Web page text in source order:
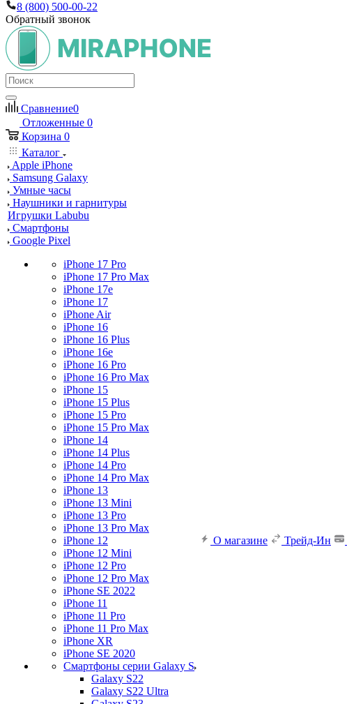
8 (800) 500-00-22
Обратный звонок
Сравнение0
Отложенные 0
Корзина 0
Каталог
Apple iPhone
Samsung Galaxy
Умные часы
Наушники и гарнитуры
Игрушки Labubu
Смартфоны
Google Pixel
iPhone 17 Pro
iPhone 17 Pro Max
iPhone 17e
iPhone 17
iPhone Air
iPhone 16
iPhone 16 Plus
iPhone 16e
iPhone 16 Pro
iPhone 16 Pro Max
iPhone 15
iPhone 15 Plus
iPhone 15 Pro
iPhone 15 Pro Max
iPhone 14
iPhone 14 Plus
iPhone 14 Pro
iPhone 14 Pro Max
iPhone 13
iPhone 13 Mini
iPhone 13 Pro
iPhone 13 Pro Max
iPhone 12
iPhone 12 Mini
iPhone 12 Pro
iPhone 12 Pro Max
iPhone SE 2022
iPhone 11
iPhone 11 Pro
iPhone 11 Pro Max
iPhone XR
iPhone SE 2020
Смартфоны серии Galaxy S
Galaxy S22
Galaxy S22 Ultra
О магазине Трейд-Ин